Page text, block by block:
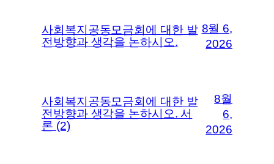
사회복지공동모금회에 대한 발
전방향과 생각을 논하시오.
8월 6,
2026
사회복지공동모금회에 대한 발
전방향과 생각을 논하시오. 서
론 (2)
8월
6,
2026